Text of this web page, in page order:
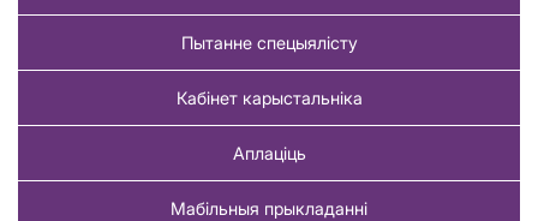
Пытанне спецыялісту
Кабінет карыстальніка
Аплаціць
Мабільныя прыкладанні